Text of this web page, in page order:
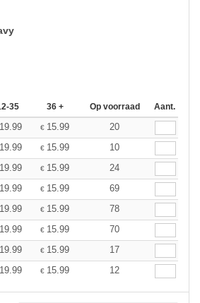
35 36 + Op voorraad Aant.
19.99 € 15.99
20
19.99 € 15.99
10
19.99 € 15.99
24
19.99 € 15.99
69
19.99 € 15.99
78
19.99 € 15.99
70
19.99 € 15.99
17
19.99 € 15.99 12